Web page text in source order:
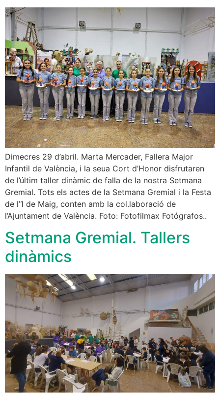
Dimecres 29 d’abril. Marta Mercader, Fallera Major
Infantil de València, i la seua Cort d’Honor disfrutaren
de l’últim taller dinàmic de falla de la nostra Setmana
Gremial. Tots els actes de la Setmana Gremial i la Festa
de l’1 de Maig, conten amb la col.laboració de
l’Ajuntament de València. Foto: Fotofilmax Fotógrafos..
Setmana Gremial. Tallers
dinàmics